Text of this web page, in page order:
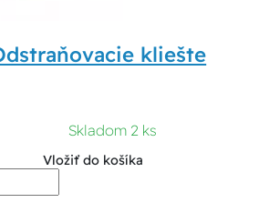
kliešte
Skladom 2 ks
Vložiť do košíka